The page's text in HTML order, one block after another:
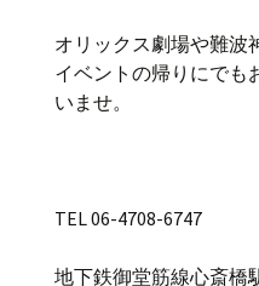
オリックス劇場や難波
イベントの帰りにでも
いませ。
TEL 06-4708-6747
地下鉄御堂筋線心斎